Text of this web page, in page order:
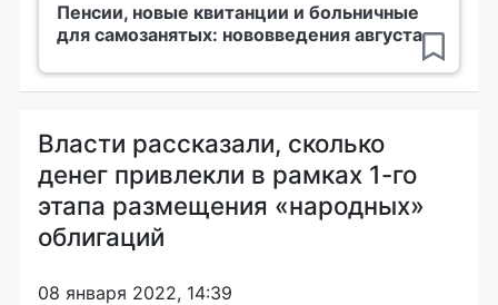
Пенсии, новые квитанции и больничные
для самозанятых: нововведения августа
Власти рассказали, сколько
денег привлекли в рамках 1-го
этапа размещения «народных»
облигаций
08 января 2022, 14:39